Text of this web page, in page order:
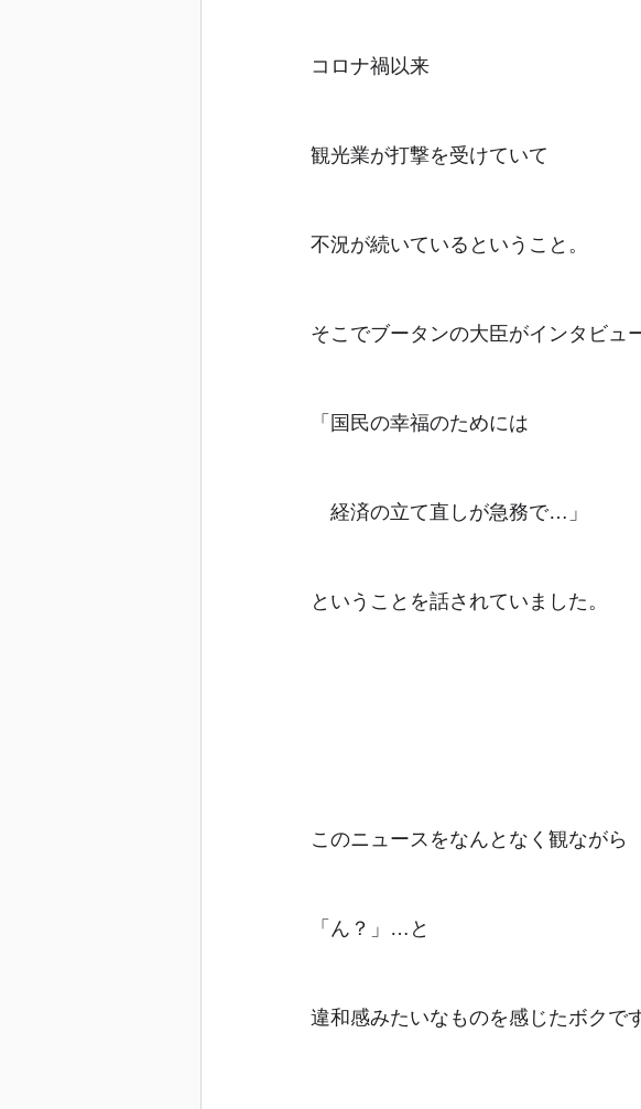
コロナ禍以来
観光業が打撃を受けていて
不況が続いているということ。
そこでブータンの大臣がインタビュ
「国民の幸福のためには
経済の立て直しが急務で…」
ということを話されていました。
このニュースをなんとなく観ながら
「ん？」…と
違和感みたいなものを感じたボクです